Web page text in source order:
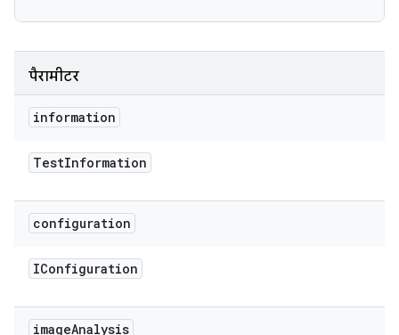
पैरामीटर
information
TestInformation
configuration
IConfiguration
imageAnalysis